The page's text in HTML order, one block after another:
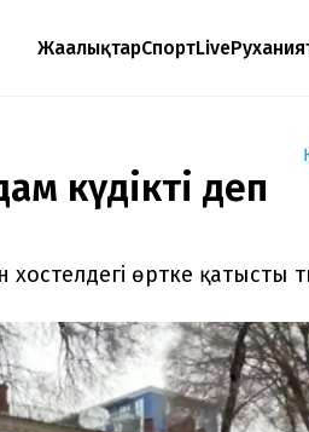
ЖаңалықтарСпортLive
күдікті деп
өртке қатысты